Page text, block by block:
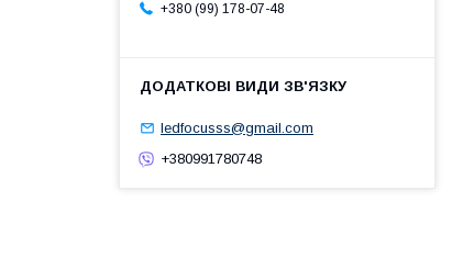
+380 (99) 178-07-48
ledfocusss@gmail.com
+380991780748